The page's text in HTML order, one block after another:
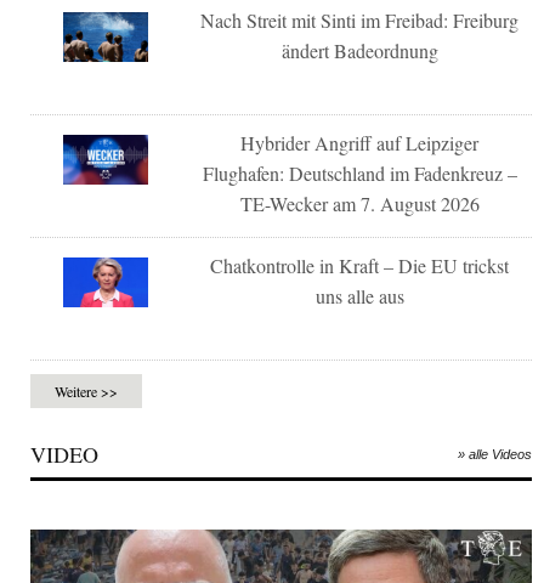
Nach Streit mit Sinti im Freibad: Freiburg
ändert Badeordnung
Hybrider Angriff auf Leipziger
Flughafen: Deutschland im Fadenkreuz –
TE-Wecker am 7. August 2026
Chatkontrolle in Kraft – Die EU trickst
uns alle aus
Weitere >>
VIDEO » alle Videos